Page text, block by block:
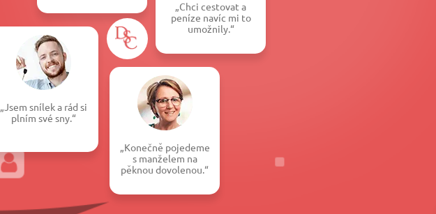
„Chci cestovat a
peníze navíc mi to
umožnily.“
„Jsem snílek a rád si
plním své sny.“
„Konečně pojedeme
s manželem na
pěknou dovolenou.“